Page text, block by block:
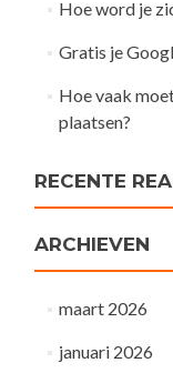
Hoe word je
Gratis je
Hoe vaak
plaatsen?
RECENTE
ARCHIEVEN
maart 2026
januari 2026